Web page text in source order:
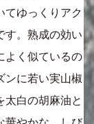
てゆっくりアク
す。熟成の効い
よく似ているの
ンに若い実山椒
太白の胡麻油と